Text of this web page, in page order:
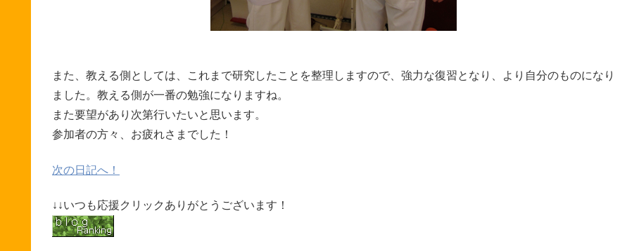
また、教える側としては、これまで研究したことを整理しますので、強力な復習となり、より自分のものになり
ました。教える側が一番の勉強になりますね。
また要望があり次第行いたいと思います。
参加者の方々、お疲れさまでした！
次の日記へ！
↓↓いつも応援クリックありがとうございます！